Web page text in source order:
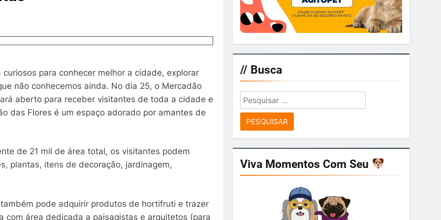
para conhecer melhor a cidade, explorar
não conhecemos ainda. No dia 25, o Mercadão
aberto para receber visitantes de toda a cidade e
das Flores é um espaço adorado por amantes de
de 21 mil de área total, os visitantes podem
plantas, itens de decoração, jardinagem,
pode adquirir produtos de hortifruti e trazer
área dedicada a paisagistas e arquitetos (para
// Busca
Pesquisar
por:
Viva Momentos Com Seu